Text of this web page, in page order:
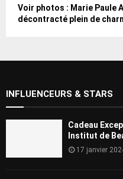
Voir photos : Marie Paule
décontracté plein de
INFLUENCEURS & STARS
Cadeau
Institut de
17 janvier